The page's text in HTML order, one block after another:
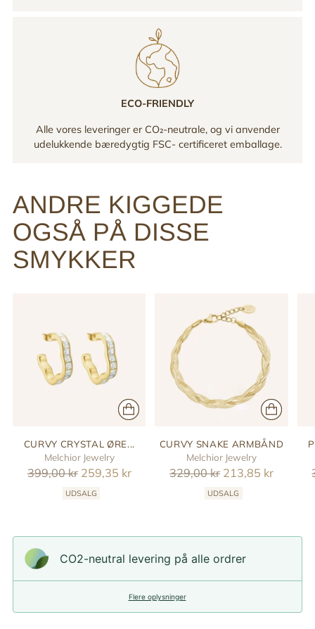
ECO-FRIENDLY
Alle vores leveringer er CO₂-neutrale, og vi anvender
udelukkende bæredygtig FSC- certificeret emballage.
ANDRE KIGGEDE
OGSÅ PÅ DISSE
SMYKKER
CURVY CRYSTAL ØRE...
Melchior Jewelry
Reguler
399,00 kr 259,35 kr
UDSALG
CURVY SNAKE ARMBÅND
Melchior Jewelry
Reguler
329,00 kr 213,85 kr
UDSALG
CO2-neutral levering på alle ordrer
Flere oplysninger